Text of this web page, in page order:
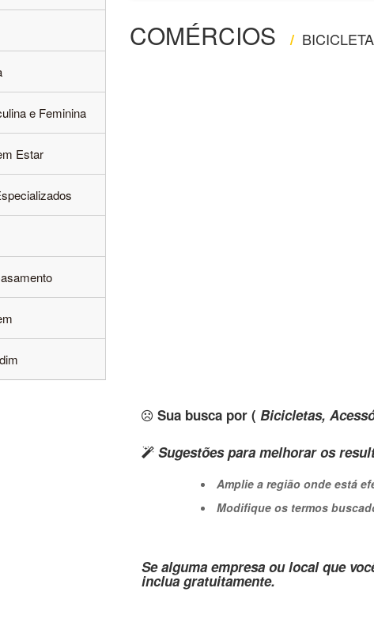
COMÉRCIOS /
Sua busca por ( Bicicletas,
Sugestões para melhorar os
Amplie a região onde está
Modifique os termos
Se alguma empresa ou local que
inclua gratuitamente.
e Feminina
Estar